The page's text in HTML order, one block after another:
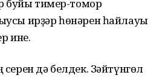
буйы тимер-томор
ирҙәр һөнәрен һайлауы
ине.
дә белдек. Зәйтүнгөл